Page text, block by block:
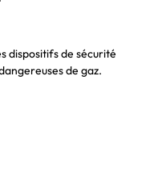
dispositifs de sécurité
de gaz.